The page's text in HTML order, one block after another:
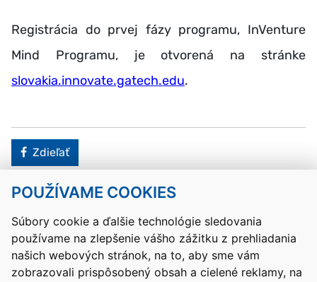
POUŽÍVAME COOKIES
Súbory cookie a ďalšie technológie sledovania
používame na zlepšenie vášho zážitku z prehliadania
našich webových stránok, na to, aby sme vám
zobrazovali prispôsobený obsah a cielené reklamy, na
Registrácia do prvej fázy programu, InVenture
Mind Programu, je otvorená na stránke
slovakia.innovate.gatech.edu.
Facebook
Zdieľať
Kontakty Mapa stránky RSS
Vyhlásenie o prístupnosti
Nastavenia cookies